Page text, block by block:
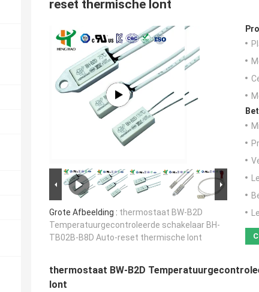
reset thermische lont
Grote Afbeelding : thermostaat BW-B2D
Temperatuurgecontroleerde schakelaar BH-
TB02B-B8D Auto-reset thermische lont
thermostaat BW-B2D
lont